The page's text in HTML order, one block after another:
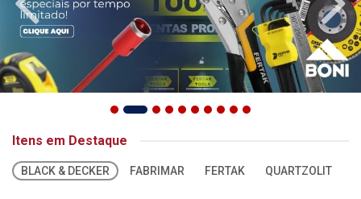
Itens em Destaque
BLACK & DECKER FABRIMAR FERTAK QUARTZOLIT